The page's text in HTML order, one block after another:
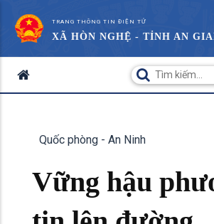
TRANG THÔNG TIN ĐIỆN TỬ
XÃ HÒN NGHỆ - TỈNH AN
Quốc phòng - An Ninh
Vững hậu